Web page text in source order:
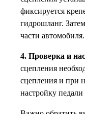
фиксируется
гидрошланг.
части автомобиля.
4. Проверка и
сцепления
сцепления и при
настройку